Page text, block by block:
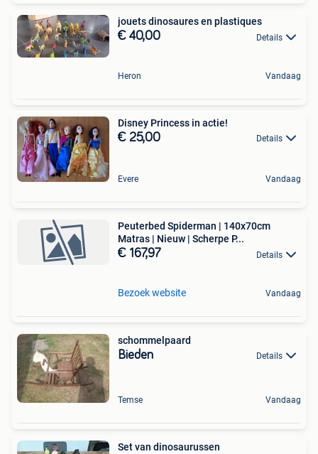
jouets dinosaures en plastiques
€ 40,00 Details
Heron Vandaag
Disney Princess in actie!
€ 25,00 Details
Evere Vandaag
Peuterbed Spiderman | 140x70cm
Matras | Nieuw | Scherpe P...
€ 167,97 Details
Bezoek website Vandaag
schommelpaard
Bieden Details
Temse Vandaag
Set van dinosaurussen